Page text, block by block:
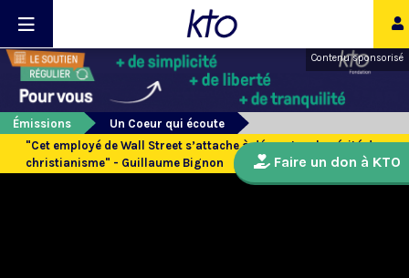
Contenu sponsorisé
Émissions
Un Coeur qui écoute
"Cet employé de Wall Street s’attache à démontrer la vérité du
christianisme" - Guillaume Bignon
Faire un don à KTO